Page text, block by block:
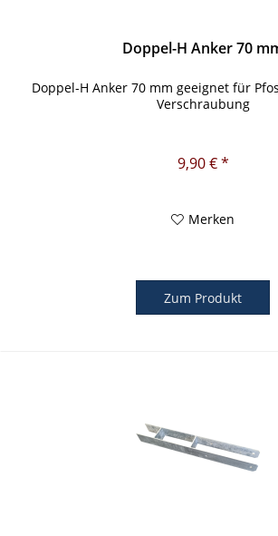
Doppel-H Anker 70
Doppel-H Anker 70 mm geeignet für
Verschraubung
9,90 € *
Merken
Zum Produkt